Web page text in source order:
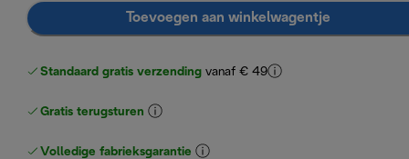
Toevoegen aan winkelwagentje
Standaard gratis verzending vanaf € 49
Gratis terugsturen
Volledige fabrieksgarantie